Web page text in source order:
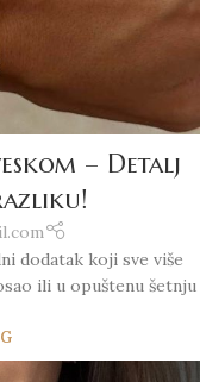
– Detalj
dodatak koji sve više
ili u opuštenu šetnju